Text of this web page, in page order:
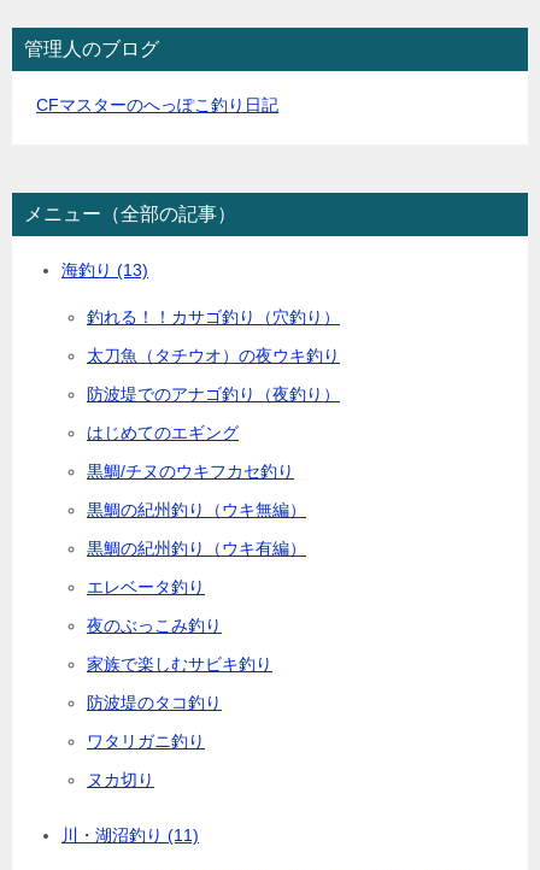
つ煮干の内臓の黒い塊の中の一部分で見つけるのは非常に困
難です。
2:12 PM · 2022年7月29日
管理人のブログ
CFマスターのへっぽこ釣り日記
メニュー（全部の記事）
海釣り (13)
釣れる！！カサゴ釣り（穴釣り）
太刀魚（タチウオ）の夜ウキ釣り
防波堤でのアナゴ釣り（夜釣り）
はじめてのエギング
黒鯛/チヌのウキフカセ釣り
黒鯛の紀州釣り（ウキ無編）
黒鯛の紀州釣り（ウキ有編）
エレベータ釣り
夜のぶっこみ釣り
家族で楽しむサビキ釣り
防波堤のタコ釣り
ワタリガニ釣り
ヌカ切り
川・湖沼釣り (11)